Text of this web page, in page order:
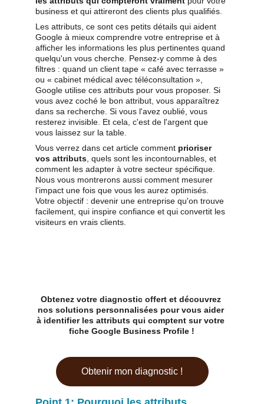
business et qui attireront des clients plus qualifiés.
Les attributs, ce sont ces petits détails qui aident
Google à mieux comprendre votre entreprise et à
afficher les informations les plus pertinentes quand
quelqu'un vous cherche. Pensez-y comme à des
filtres : quand un client tape « café avec terrasse »
ou « cabinet médical avec téléconsultation »,
Google utilise ces attributs pour vous proposer. Si
vous avez coché le bon attribut, vous apparaîtrez
dans sa recherche. Si vous l'avez oublié, vous
resterez invisible. Et cela, c'est de l'argent que
vous laissez sur la table.
Vous verrez dans cet article comment prioriser
vos attributs , quels sont les incontournables, et
comment les adapter à votre secteur spécifique.
Nous vous montrerons aussi comment mesurer
l'impact une fois que vous les aurez optimisés.
Votre objectif : devenir une entreprise qu'on trouve
facilement, qui inspire confiance et qui convertit les
visiteurs en vrais clients.
Obtenez votre diagnostic offert et découvrez
nos solutions personnalisées pour vous aider
à identifier les attributs qui comptent sur votre
fiche Google Business Profile !
Obtenir mon diagnostic !